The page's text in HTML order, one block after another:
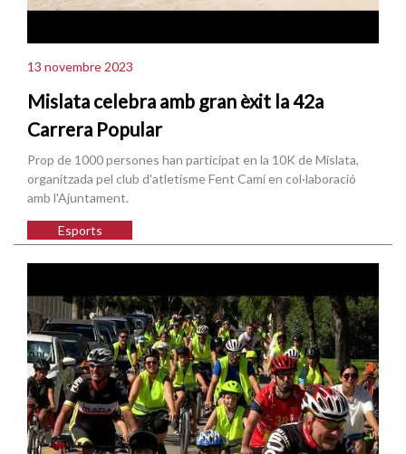
13 novembre 2023
Mislata celebra amb gran èxit la 42a
Carrera Popular
Prop de 1000 persones han participat en la 10K de Mislata,
organitzada pel club d'atletisme Fent Camí en col·laboració
amb l'Ajuntament.
Esports